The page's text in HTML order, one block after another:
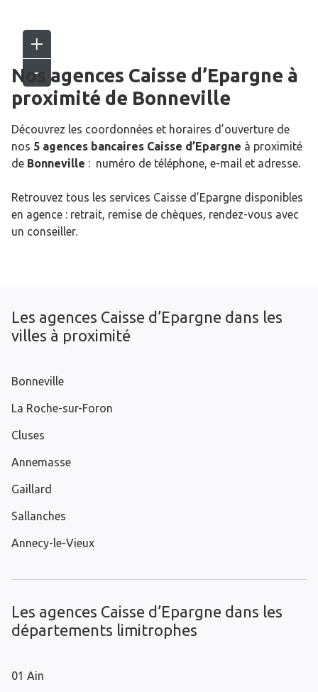
Nos agences Caisse d’Epargne à
proximité de Bonneville
Découvrez les coordonnées et horaires d’ouverture de
nos 5 agences bancaires Caisse d’Epargne à proximité
de Bonneville : numéro de téléphone, e-mail et adresse.
Retrouvez tous les services Caisse d’Epargne disponibles
en agence : retrait, remise de chèques, rendez-vous avec
un conseiller.
Les agences Caisse d’Epargne dans les
villes à proximité
Bonneville
La Roche-sur-Foron
Cluses
Annemasse
Gaillard
Sallanches
Annecy-le-Vieux
Les agences Caisse d’Epargne dans les
départements limitrophes
01 Ain